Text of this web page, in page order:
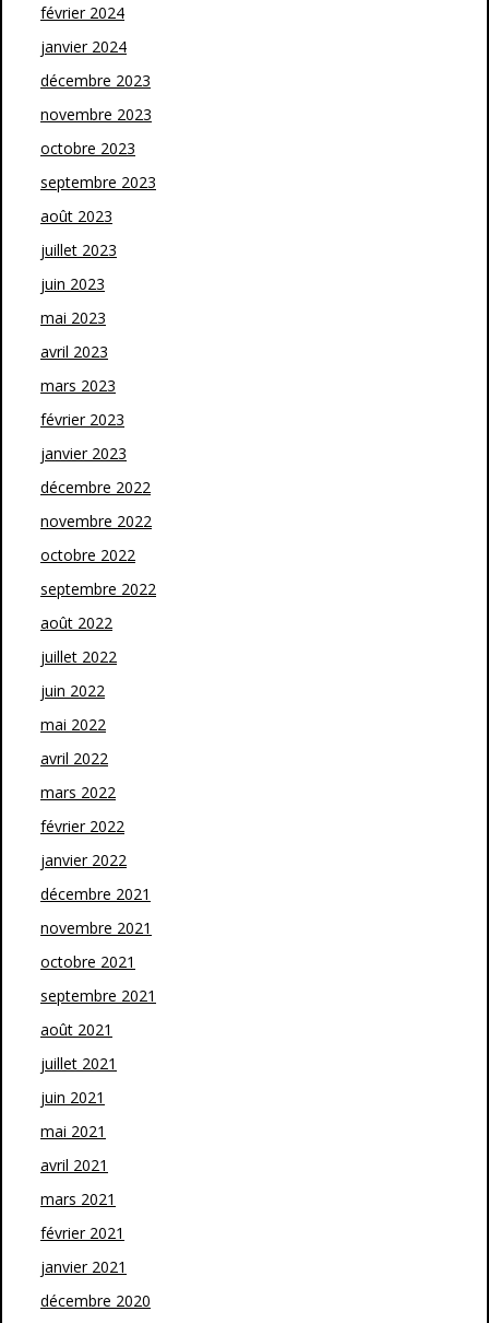
février 2024
janvier 2024
décembre 2023
novembre 2023
octobre 2023
septembre 2023
août 2023
juillet 2023
juin 2023
mai 2023
avril 2023
mars 2023
février 2023
janvier 2023
décembre 2022
novembre 2022
octobre 2022
septembre 2022
août 2022
juillet 2022
juin 2022
mai 2022
avril 2022
mars 2022
février 2022
janvier 2022
décembre 2021
novembre 2021
octobre 2021
septembre 2021
août 2021
juillet 2021
juin 2021
mai 2021
avril 2021
mars 2021
février 2021
janvier 2021
décembre 2020